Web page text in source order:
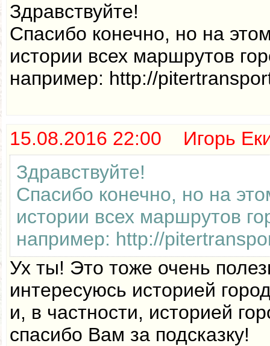
Здравствуйте!
Спасибо конечно, но на
истории всех маршрутов
например: http://
15.08.2016 22:00 Игорь
Здравствуйте!
Спасибо конечно, но на
истории всех маршрутов
например: http://
Ух ты! Это тоже очень
интересуюсь историей
и, в частности, историей
спасибо Вам за подсказку!